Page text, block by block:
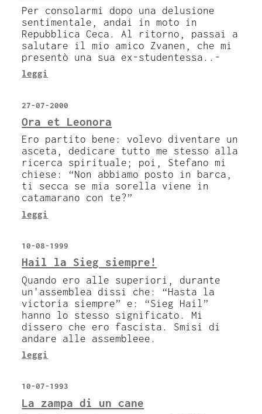
Per consolarmi dopo una delusione
sentimentale, andai in moto in
Repubblica Ceca. Al ritorno, passai a
salutare il mio amico Zvanen, che mi
presentò una sua ex-studentessa..-
leggi
27-07-2000
Ora et Leonora
Ero partito bene: volevo diventare un
asceta, dedicare tutto me stesso alla
ricerca spirituale; poi, Stefano mi
chiese: “Non abbiamo posto in barca,
ti secca se mia sorella viene in
catamarano con te?”
leggi
10-08-1999
Hail la Sieg siempre!
Quando ero alle superiori, durante
un'assemblea dissi che: “Hasta la
victoria siempre” e: “Sieg Hail”
hanno lo stesso significato. Mi
dissero che ero fascista. Smisi di
andare alle assembleee.
leggi
10-07-1993
La zampa di un cane